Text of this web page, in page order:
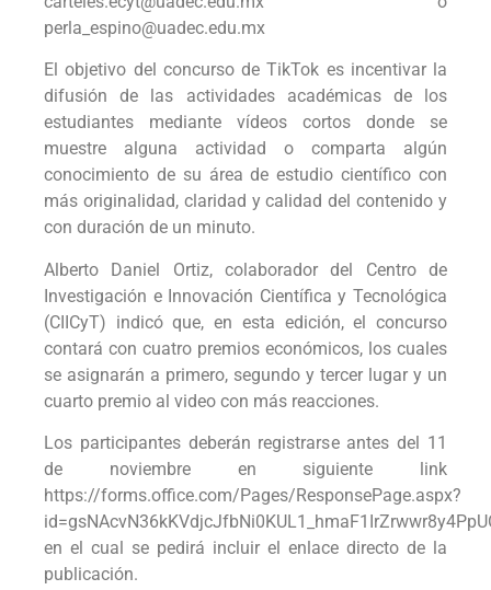
perla_espino@uadec.edu.mx
El objetivo del concurso de TikTok es incentivar la
difusión de las actividades académicas de los
estudiantes mediante vídeos cortos donde se
muestre alguna actividad o comparta algún
conocimiento de su área de estudio científico con
más originalidad, claridad y calidad del contenido y
con duración de un minuto.
Alberto Daniel Ortiz, colaborador del Centro de
Investigación e Innovación Científica y Tecnológica
(CIICyT) indicó que, en esta edición, el concurso
contará con cuatro premios económicos, los cuales
se asignarán a primero, segundo y tercer lugar y un
cuarto premio al video con más reacciones.
Los participantes deberán registrarse antes del 11
de noviembre en siguiente link
https://forms.office.com/Pages/ResponsePage.aspx?
en el cual se pedirá incluir el enlace directo de la
publicación.